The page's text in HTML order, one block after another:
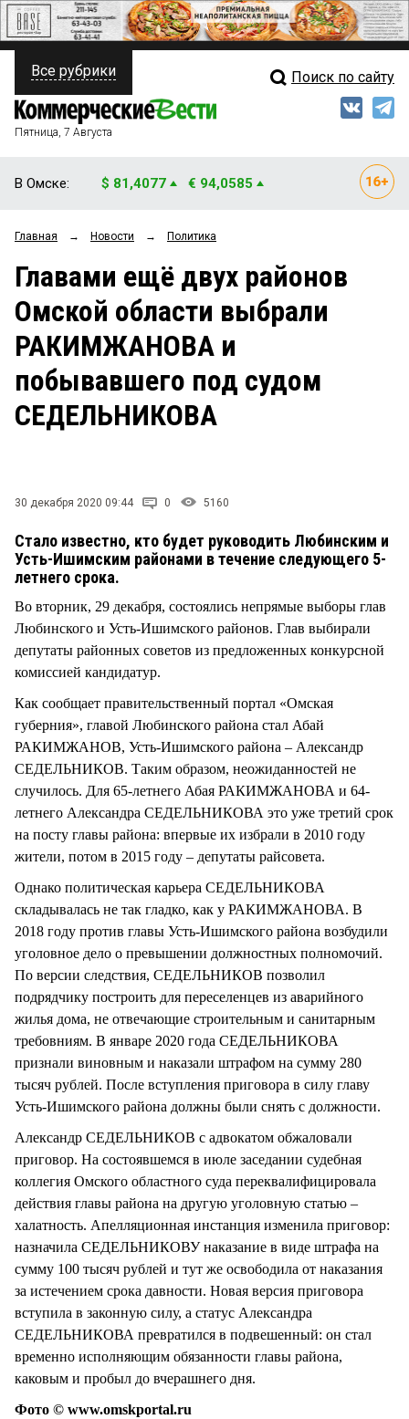
ПОЛИТИКА
ФИНАНСЫ
ОБЩЕСТВО
ЗАКОН
ПРОИСШЕСТВИЯ
СТИЛЬ ЖИЗНИ
Свежий выпуск
Рейтинги
Блоги
Все рубрики Поиск по сайту
Пятница, 7 Августа
В Омске: $ 81,4077 € 94,0585
Главная → Новости → Политика
Главами ещё двух районов
Омской области выбрали
РАКИМЖАНОВА и
побывавшего под судом
СЕДЕЛЬНИКОВА
30 декабря 2020 09:44 0 5160
Стало известно, кто будет руководить Любинским и
Усть-Ишимским районами в течение следующего 5-
летнего срока.
Во вторник, 29 декабря, состоялись непрямые выборы глав
Любинского и Усть-Ишимского районов. Глав выбирали
депутаты районных советов из предложенных конкурсной
комиссией кандидатур.
Как сообщает правительственный портал «Омская
губерния», главой Любинского района стал Абай
РАКИМЖАНОВ, Усть-Ишимского района – Александр
СЕДЕЛЬНИКОВ. Таким образом, неожиданностей не
случилось. Для 65-летнего Абая РАКИМЖАНОВА и 64-
летнего Александра СЕДЕЛЬНИКОВА это уже третий срок
на посту главы района: впервые их избрали в 2010 году
жители, потом в 2015 году – депутаты райсовета.
Однако политическая карьера СЕДЕЛЬНИКОВА
складывалась не так гладко, как у РАКИМЖАНОВА. В
2018 году против главы Усть-Ишимского района возбудили
уголовное дело о превышении должностных полномочий.
По версии следствия, СЕДЕЛЬНИКОВ позволил
подрядчику построить для переселенцев из аварийного
жилья дома, не отвечающие строительным и санитарным
требовниям. В январе 2020 года СЕДЕЛЬНИКОВА
признали виновным и наказали штрафом на сумму 280
тысяч рублей. После вступления приговора в силу главу
Усть-Ишимского района должны были снять с должности.
Александр СЕДЕЛЬНИКОВ с адвокатом обжаловали
приговор. На состоявшемся в июле заседании судебная
коллегия Омского областного суда переквалифицировала
действия главы района на другую уголовную статью –
халатность. Апелляционная инстанция изменила приговор:
назначила СЕДЕЛЬНИКОВУ наказание в виде штрафа на
сумму 100 тысяч рублей и тут же освободила от наказания
за истечением срока давности. Новая версия приговора
вступила в законную силу, а статус Александра
СЕДЕЛЬНИКОВА превратился в подвешенный: он стал
временно исполняющим обязанности главы района,
каковым и пробыл до вчерашнего дня.
Фото © www.omskportal.ru